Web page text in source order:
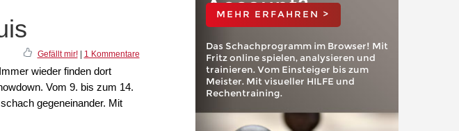
Gefällt mir!| 1 Kommentare
wieder finden dort
Vom 9. bis zum 14.
gegeneinander. Mit
Account?
MEHR ERFAHREN >
Das Schachprogramm im Browser! Mit
Fritz online spielen, analysieren und
trainieren. Vom Einsteiger bis zum
Meister. Mit visueller HILFE und
Rechentraining.